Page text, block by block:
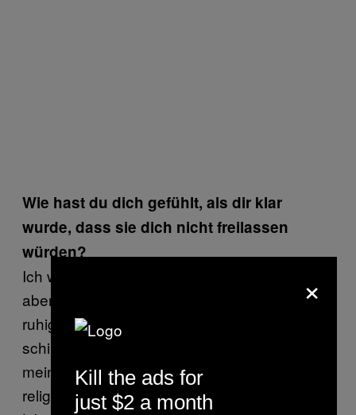
Wie hast du dich gefühlt, als dir klar
wurde, dass sie dich nicht freilassen
würden?
Ich war wütend. Ich wäre gern ausgeflippt,
aber ich wusste, dass es das Beste wäre,
ruhig zu bleiben. Ich komme aus einer
schiitischen Familie. Es ist nicht wichtig für
meine Identität; ich bin nicht besonders
religiös. Aber Familie und Herkunft sind im
×
Kill the ads for
just $2 a month